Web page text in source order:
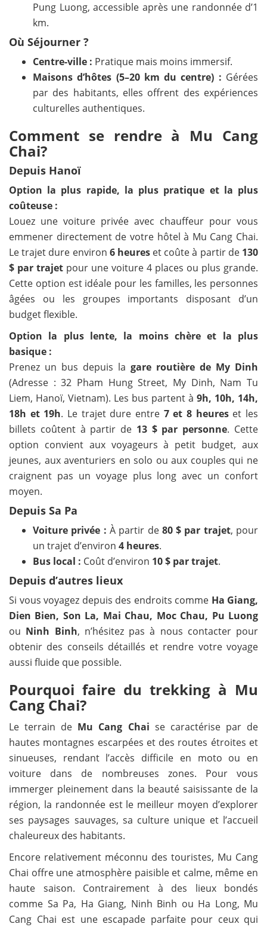
Pung Luong, accessible après une randonnée d’1
km.
Où Séjourner ?
Centre-ville : Pratique mais moins immersif.
Maisons d’hôtes (5–20 km du centre) : Gérées
par des habitants, elles offrent des expériences
culturelles authentiques.
Comment se rendre à Mu Cang
Chai?
Depuis Hanoï
Option la plus rapide, la plus pratique et la plus
coûteuse :
Louez une voiture privée avec chauffeur pour vous
emmener directement de votre hôtel à Mu Cang Chai.
Le trajet dure environ 6 heureset coûte à partir de 130
$ par trajet pour une voiture 4 places ou plus grande.
Cette option est idéale pour les familles, les personnes
âgées ou les groupes importants disposant d’un
budget flexible.
Option la plus lente, la moins chère et la plus
basique :
Prenez un bus depuis la gare routière de My Dinh
(Adresse : 32 Pham Hung Street, My Dinh, Nam Tu
Liem, Hanoï, Vietnam). Les bus partent à 9h, 10h, 14h,
18h et 19h. Le trajet dure entre 7 et 8 heureset les
billets coûtent à partir de 13 $ par personne. Cette
option convient aux voyageurs à petit budget, aux
jeunes, aux aventuriers en solo ou aux couples qui ne
craignent pas un voyage plus long avec un confort
moyen.
Depuis Sa Pa
Voiture privée : À partir de 80 $ par trajet, pour
un trajet d’environ 4 heures.
Bus local : Coût d’environ 10 $ par trajet.
Depuis d’autres lieux
Si vous voyagez depuis des endroits comme Ha Giang,
Dien Bien, Son La, Mai Chau, Moc Chau, Pu Luong
ou Ninh Binh, n’hésitez pas à nous contacter pour
obtenir des conseils détaillés et rendre votre voyage
aussi fluide que possible.
Pourquoi faire du trekking à Mu
Cang Chai?
Le terrain de Mu Cang Chai se caractérise par de
hautes montagnes escarpées et des routes étroites et
sinueuses, rendant l’accès difficile en moto ou en
voiture dans de nombreuses zones. Pour vous
immerger pleinement dans la beauté saisissante de la
région, la randonnée est le meilleur moyen d’explorer
ses paysages sauvages, sa culture unique et l’accueil
chaleureux des habitants.
Encore relativement méconnu des touristes, Mu Cang
Chai offre une atmosphère paisible et calme, même en
haute saison. Contrairement à des lieux bondés
comme Sa Pa, Ha Giang, Ninh Binh ou Ha Long, Mu
Cang Chai est une escapade parfaite pour ceux qui